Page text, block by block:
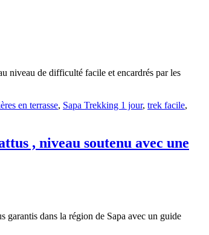
niveau de difficulté facile et encardrés par les
en terrasse, Sapa Trekking 1 jour, trek facile,
, niveau soutenu avec une
dans la région de Sapa avec un guide